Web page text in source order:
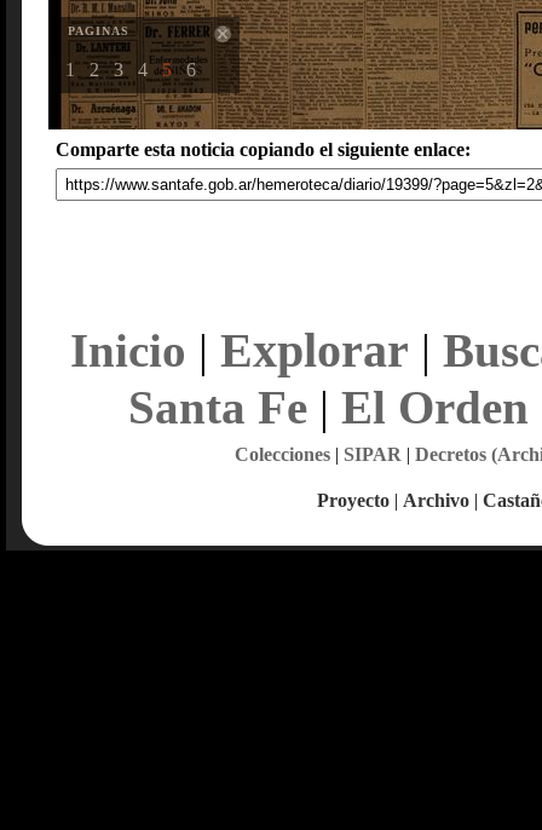
PAGINAS
1 2 3 4 5 6
Comparte esta noticia copiando el siguiente enlace:
Inicio | Explorar |
Santa Fe| El Orden
Colecciones| SIPAR | Decretos
Proyecto | Archivo |